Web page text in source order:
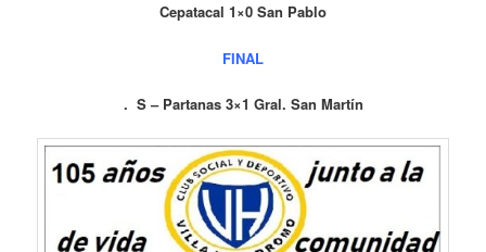
Cepatacal 1×0 San Pablo
FINAL
. S – Partanas 3×1 Gral. San Martín